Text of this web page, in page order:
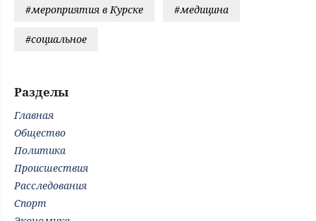
#мероприятия в Курске #медицина
#социальное
Разделы
Главная
Общество
Политика
Происшествия
Расследования
Спорт